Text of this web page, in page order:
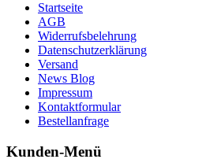
Startseite
AGB
Widerrufsbelehrung
Datenschutzerklärung
Versand
News Blog
Impressum
Kontaktformular
Bestellanfrage
Kunden-Menü